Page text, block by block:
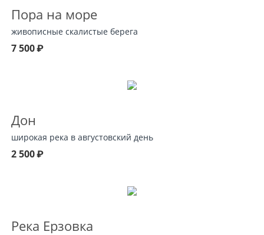
Пора на море
живописные скалистые берега
7 500₽
Дон
широкая река в августовский день
2 500₽
Река Ерзовка